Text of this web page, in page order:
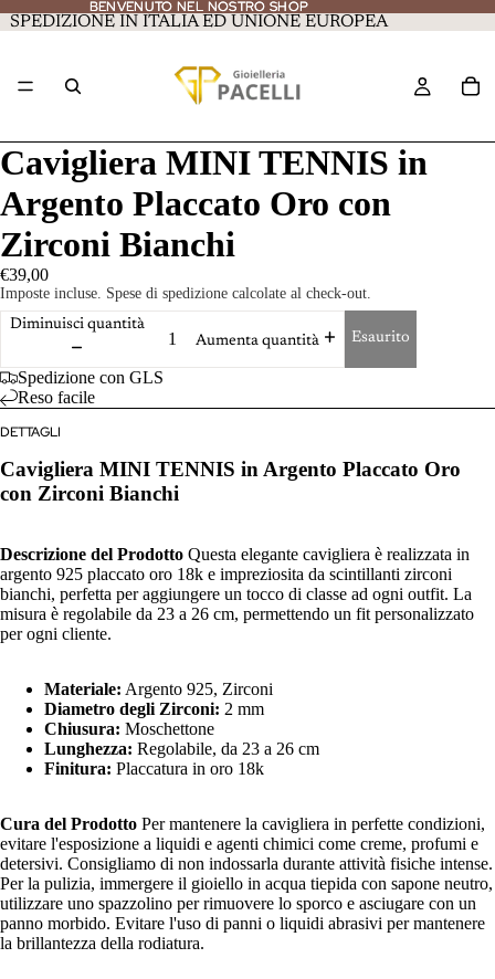
BENVENUTO NEL NOSTRO SHOP
BENVENUTO NEL NOSTRO SHOP
SPEDIZIONE IN ITALIA ED UNIONE EUROPEA
Cavigliera MINI TENNIS in
Argento Placcato Oro con
Zirconi Bianchi
€39,00
Imposte incluse. Spese di spedizione calcolate al check-out.
Diminuisci quantità
Aumenta quantità
Esaurito
Spedizione con GLS
Reso facile
DETTAGLI
Cavigliera MINI TENNIS in Argento Placcato Oro
con Zirconi Bianchi
Descrizione del Prodotto Questa elegante cavigliera è realizzata in
argento 925 placcato oro 18k e impreziosita da scintillanti zirconi
bianchi, perfetta per aggiungere un tocco di classe ad ogni outfit. La
misura è regolabile da 23 a 26 cm, permettendo un fit personalizzato
per ogni cliente.
Materiale: Argento 925, Zirconi
Diametro degli Zirconi: 2 mm
Chiusura: Moschettone
Lunghezza: Regolabile, da 23 a 26 cm
Finitura: Placcatura in oro 18k
Cura del Prodotto Per mantenere la cavigliera in perfette condizioni,
evitare l'esposizione a liquidi e agenti chimici come creme, profumi e
detersivi. Consigliamo di non indossarla durante attività fisiche intense.
Per la pulizia, immergere il gioiello in acqua tiepida con sapone neutro,
utilizzare uno spazzolino per rimuovere lo sporco e asciugare con un
panno morbido. Evitare l'uso di panni o liquidi abrasivi per mantenere
la brillantezza della rodiatura.